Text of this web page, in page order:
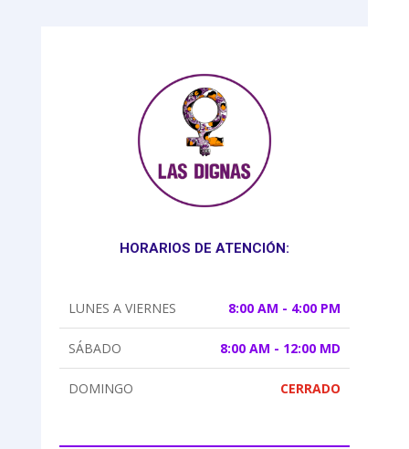
HORARIOS DE ATENCIÓN:
LUNES A VIERNES 8:00 AM - 4:00 PM
SÁBADO 8:00 AM - 12:00 MD
DOMINGO CERRADO